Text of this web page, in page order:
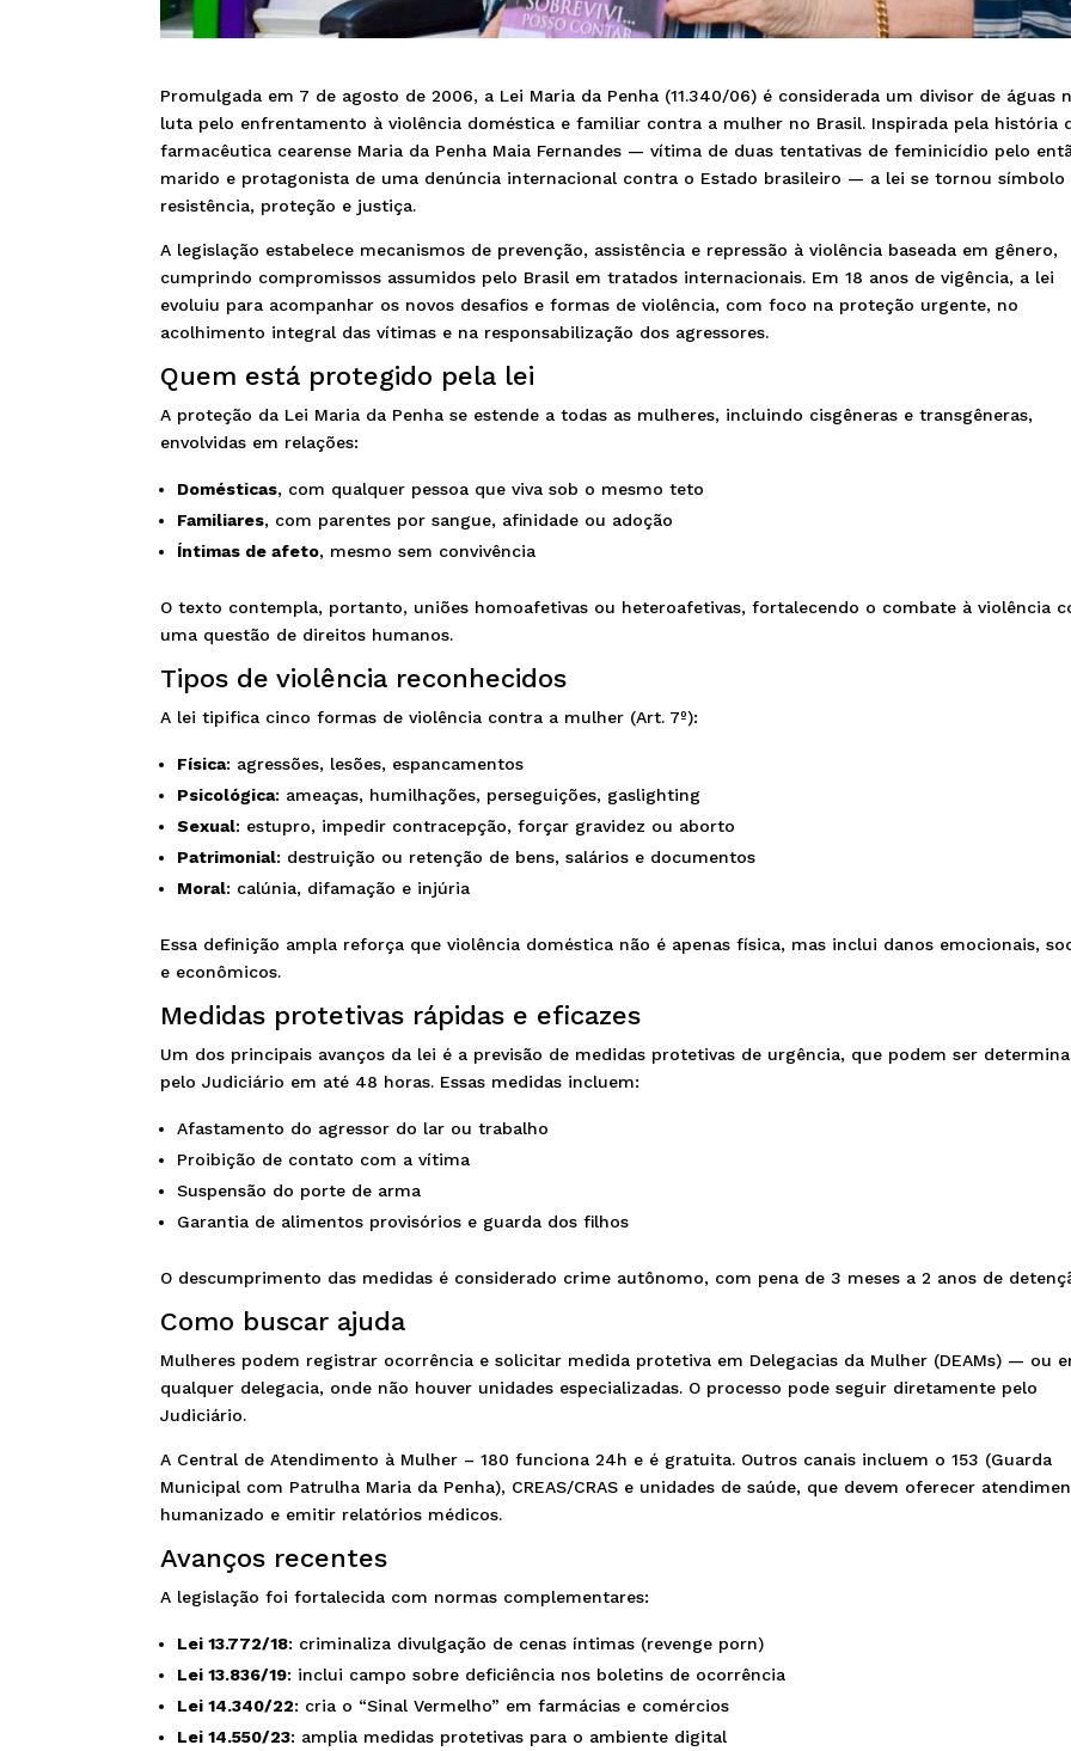
Promulgada em 7 de agosto de 2006, a Lei Maria da Penha (11.340/06) é considerada um divisor de águas
luta pelo enfrentamento à violência doméstica e familiar contra a mulher no Brasil. Inspirada pela história
farmacêutica cearense Maria da Penha Maia Fernandes — vítima de duas tentativas de feminicídio pelo
marido e protagonista de uma denúncia internacional contra o Estado brasileiro — a lei se tornou símbolo
resistência, proteção e justiça.
A legislação estabelece mecanismos de prevenção, assistência e repressão à violência baseada em gênero,
cumprindo compromissos assumidos pelo Brasil em tratados internacionais. Em 18 anos de vigência, a lei
evoluiu para acompanhar os novos desafios e formas de violência, com foco na proteção urgente, no
acolhimento integral das vítimas e na responsabilização dos agressores.
Quem está protegido pela lei
A proteção da Lei Maria da Penha se estende a todas as mulheres, incluindo cisgêneras e transgêneras,
envolvidas em relações:
Domésticas, com qualquer pessoa que viva sob o mesmo teto
Familiares, com parentes por sangue, afinidade ou adoção
Íntimas de afeto, mesmo sem convivência
O texto contempla, portanto, uniões homoafetivas ou heteroafetivas, fortalecendo o combate à violência
uma questão de direitos humanos.
Tipos de violência reconhecidos
A lei tipifica cinco formas de violência contra a mulher (Art. 7º):
Física: agressões, lesões, espancamentos
Psicológica: ameaças, humilhações, perseguições, gaslighting
Sexual: estupro, impedir contracepção, forçar gravidez ou aborto
Patrimonial: destruição ou retenção de bens, salários e documentos
Moral: calúnia, difamação e injúria
Essa definição ampla reforça que violência doméstica não é apenas física, mas inclui danos emocionais,
e econômicos.
Medidas protetivas rápidas e eficazes
Um dos principais avanços da lei é a previsão de medidas protetivas de urgência, que podem ser
pelo Judiciário em até 48 horas. Essas medidas incluem:
Afastamento do agressor do lar ou trabalho
Proibição de contato com a vítima
Suspensão do porte de arma
Garantia de alimentos provisórios e guarda dos filhos
O descumprimento das medidas é considerado crime autônomo, com pena de 3 meses a 2 anos de
Como buscar ajuda
Mulheres podem registrar ocorrência e solicitar medida protetiva em Delegacias da Mulher (DEAMs) — ou
qualquer delegacia, onde não houver unidades especializadas. O processo pode seguir diretamente pelo
Judiciário.
A Central de Atendimento à Mulher – 180 funciona 24h e é gratuita. Outros canais incluem o 153 (Guarda
Municipal com Patrulha Maria da Penha), CREAS/CRAS e unidades de saúde, que devem oferecer
humanizado e emitir relatórios médicos.
Avanços recentes
A legislação foi fortalecida com normas complementares:
Lei 13.772/18: criminaliza divulgação de cenas íntimas (revenge porn)
Lei 13.836/19: inclui campo sobre deficiência nos boletins de ocorrência
Lei 14.340/22: cria o “Sinal Vermelho” em farmácias e comércios
Lei 14.550/23: amplia medidas protetivas para o ambiente digital